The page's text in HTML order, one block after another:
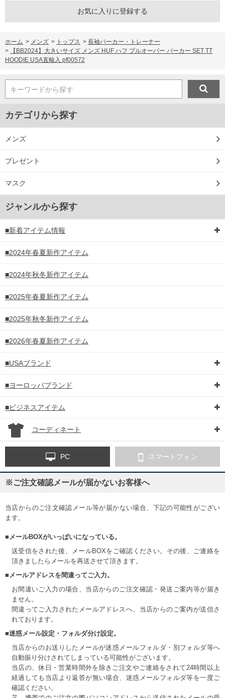
お気に入りに登録する
ホーム > メンズ > トップス > 長袖パーカー・トレーナー
>
【BB2024】大きいサイズ メンズ HUF ハフ プルオーバー パーカー SET TT
HOODIE USA直輸入 pf00572
キーワードから探す
カテゴリから探す
メンズ
プレゼント
マスク
ジャンルから探す
■新着アイテム情報
■2024年春夏新作アイテム
■2024年秋冬新作アイテム
■2025年春夏新作アイテム
■2025年秋冬新作アイテム
■2026年春夏新作アイテム
■USAブランド
■ヨーロッパブランド
■ビジネスアイテム
コーディネート
PC スマートフォン
※ご注文確認メールが届かないお客様へ
当店からのご注文確認メール等が届かない場合、下記の可能性がござい
ます。
■メールBOXがいっぱいになっている。
送受信をされた後、メールBOXをご確認ください。その後、ご連絡を
頂きましたらメールを再送させて頂きます。
■メールアドレスを間違ってご入力。
お間違いご入力の場合、当店からのご注文確認・発送ご案内等が届き
ません。
間違ってご入力されたメールアドレスへ、当店からのご案内が送信さ
れております。
■迷惑メール設定・フォルダ分け設定。
当店からのお送りしたメールが迷惑メールフォルダ・別フォルダ等へ
自動振り分けされてしまっている可能性がございます。
当店の、休日・営業時間外を除きご注文やご連絡をされて24時間以上
経過しても当店より返答が無い場合、迷惑メールフォルダ等を一度ご
確認ください。